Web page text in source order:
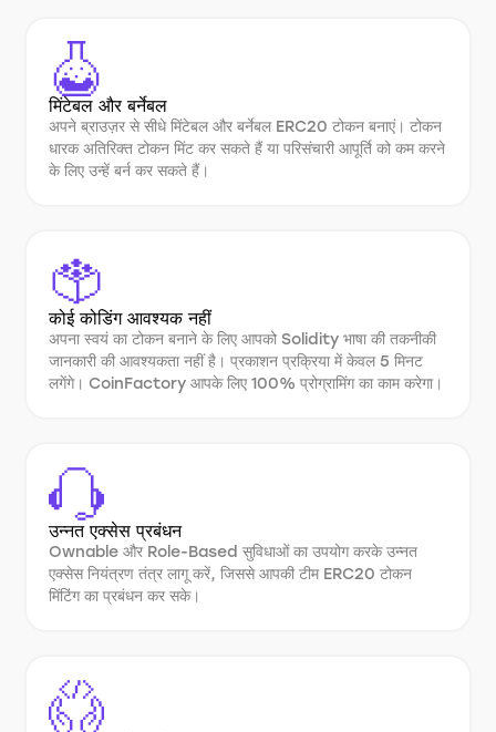
मिंटेबल और बर्नेबल
अपने ब्राउज़र से सीधे मिंटेबल और बर्नेबल ERC20 टोकन बनाएं। टोकन
धारक अतिरिक्त टोकन मिंट कर सकते हैं या परिसंचारी आपूर्ति को कम करने
के लिए उन्हें बर्न कर सकते हैं।
कोई कोडिंग आवश्यक नहीं
अपना स्वयं का टोकन बनाने के लिए आपको Solidity भाषा की तकनीकी
जानकारी की आवश्यकता नहीं है। प्रकाशन प्रक्रिया में केवल 5 मिनट
लगेंगे। CoinFactory आपके लिए 100% प्रोग्रामिंग का काम करेगा।
उन्नत एक्सेस प्रबंधन
Ownable और Role-Based सुविधाओं का उपयोग करके उन्नत
एक्सेस नियंत्रण तंत्र लागू करें, जिससे आपकी टीम ERC20 टोकन
मिंटिंग का प्रबंधन कर सके।